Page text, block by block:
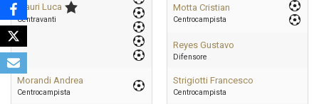
Mauri Luca
Centravanti
Morandi Andrea
Centrocampista
Motta Cristian
Centrocampista
Reyes Gustavo
Difensore
Strigiotti Francesco
Centrocampista